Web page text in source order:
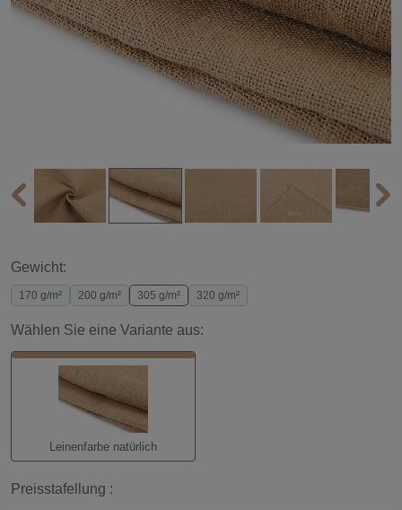
Gewicht:
170 g/m² 200 g/m² 305 g/m² 320 g/m²
Wählen Sie eine Variante aus:
Leinenfarbe natürlich
Preisstafellung :